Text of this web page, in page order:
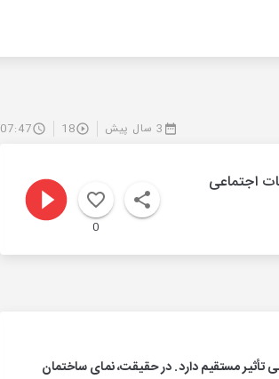
3 سال پیش 18
07:47
اجتماعی
0
تأثیر مستقیم دارد. در حقیقت، نمای ساختمان